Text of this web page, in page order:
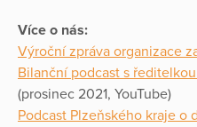
Více o nás:
Výroční zpráva organizace
Bilanční podcast s
(prosinec 2021, YouTube)
Podcast Plzeňského kraje